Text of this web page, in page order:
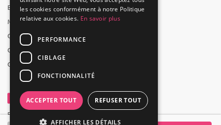
Espace presse
Mentions légales
CGV
CGU
Contact
MP2
Powered by Groupe 1001Salles
les cookies conformément à notre Politique
relative aux cookies. En savoir plus
PERFORMANCE
CIBLAGE
FONCTIONNALITÉ
ACCEPTER TOUT REFUSER TOUT
AFFICHER LES DÉTAILS